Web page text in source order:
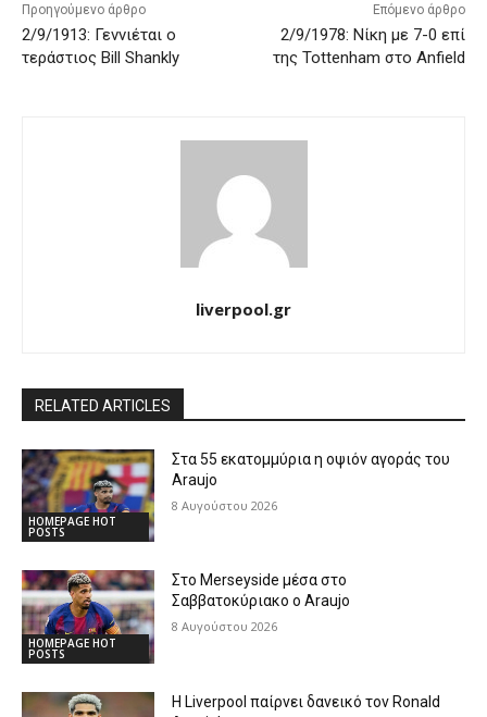
Προηγούμενο άρθρο
2/9/1913: Γεννιέται ο
τεράστιος Bill Shankly
Επόμενο άρθρο
2/9/1978: Νίκη με 7-0 επί
της Tottenham στο Anfield
liverpool.gr
RELATED ARTICLES
HOMEPAGE HOT
POSTS
Στα 55 εκατομμύρια η οψιόν αγοράς του
Araujo
8 Αυγούστου 2026
HOMEPAGE HOT
POSTS
Στο Merseyside μέσα στο
Σαββατοκύριακο ο Araujo
8 Αυγούστου 2026
Η Liverpool παίρνει δανεικό τον Ronald